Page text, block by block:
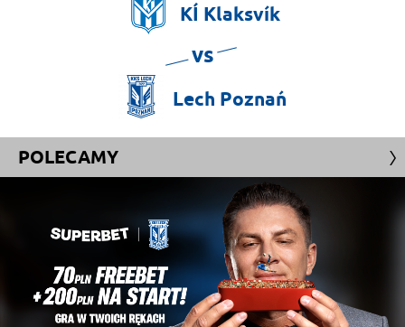
KÍ Klaksvík
vs
Lech Poznań
POLECAMY